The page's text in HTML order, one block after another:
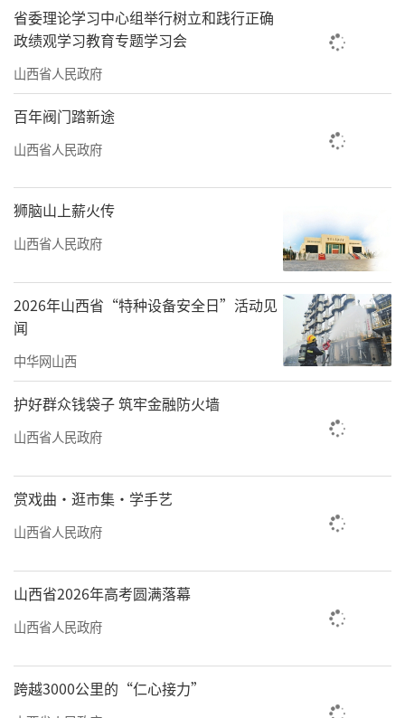
府食醋酿造有限公司总经理辛彦龙表示。
酒香醉人，醋香扑鼻。第四届消博会上，
山西展区正“发酵”出新的味道。
省委理论学习中心组举行树立和践行正确
政绩观学习教育专题学习会
山西省人民政府
百年阀门踏新途
山西省人民政府
狮脑山上薪火传
山西省人民政府
2026年山西省“特种设备安全日”活动见
闻
中华网山西
护好群众钱袋子 筑牢金融防火墙
山西省人民政府
赏戏曲·逛市集·学手艺
山西省人民政府
山西省2026年高考圆满落幕
山西省人民政府
跨越3000公里的“仁心接力”